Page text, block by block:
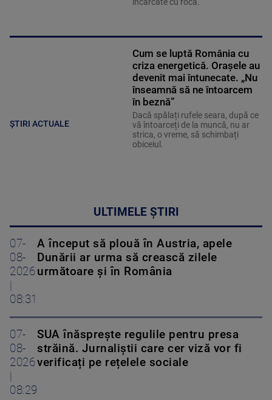
ȘTIRI ACTUALE
Cum se luptă România cu
criza energetică. Orașele au
devenit mai întunecate. „Nu
înseamnă să ne întoarcem
în beznă”
Dacă spălați rufele seara, după ce
vă întoarceți de la muncă, nu ar
strica, o vreme, să schimbați
obiceiul.
ULTIMELE ȘTIRI
07-
08-
2026
08:31
A început să plouă în Austria, apele
Dunării ar urma să crească zilele
următoare și în România
07-
08-
2026
08:29
SUA înăsprește regulile pentru presa
străină. Jurnaliștii care cer viză vor fi
verificați pe rețelele sociale